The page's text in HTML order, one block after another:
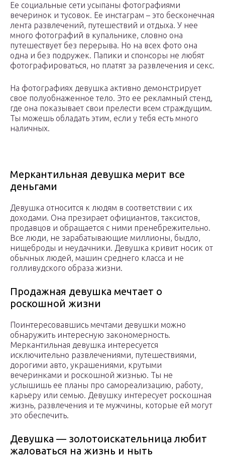
Ее социальные сети усыпаны фотографиями
вечеринок и тусовок. Ее инстаграм – это бесконечная
лента развлечений, путешествий и отдыха. У нее
много фотографий в купальнике, словно она
путешествует без перерыва. Но на всех фото она
одна и без подружек. Папики и спонсоры не любят
фотографироваться, но платят за развлечения и секс.
На фотографиях девушка активно демонстрирует
свое полуобнаженное тело. Это ее рекламный стенд,
где она показывает свои прелести всем страждущим.
Ты можешь обладать этим, если у тебя есть много
наличных.
Меркантильная девушка мерит все
деньгами
Девушка относится к людям в соответствии с их
доходами. Она презирает официантов, таксистов,
продавцов и обращается с ними пренебрежительно.
Все люди, не зарабатывающие миллионы, быдло,
нищеброды и неудачники. Девушка кривит носик от
обычных людей, машин среднего класса и не
голливудского образа жизни.
Продажная девушка мечтает о
роскошной жизни
Поинтересовавшись мечтами девушки можно
обнаружить интересную закономерность.
Меркантильная девушка интересуется
исключительно развлечениями, путешествиями,
дорогими авто, украшениями, крутыми
вечеринками и роскошной жизнью. Ты не
услышишь ее планы про самореализацию, работу,
карьеру или семью. Девушку интересует роскошная
жизнь, развлечения и те мужчины, которые ей могут
это обеспечить.
Девушка — золотоискательница любит
жаловаться на жизнь и ныть